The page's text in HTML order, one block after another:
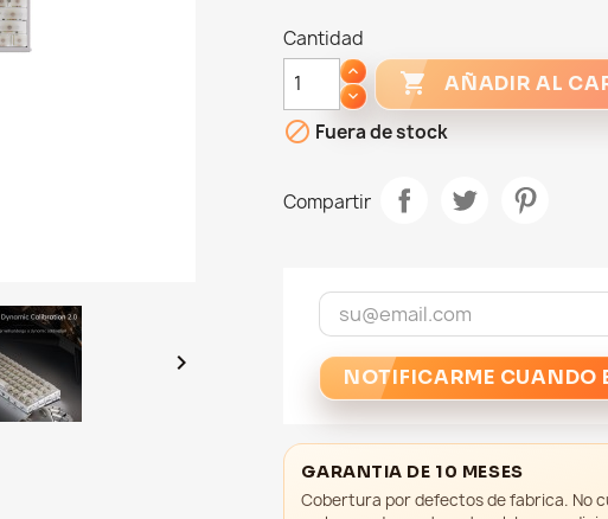

Cantidad
 AÑADIR AL
 Fuera de stock
Compartir
NOTIFICARME CUANDO
GARANTIA DE 10 MESES
Cobertura por defectos de fabrica. No